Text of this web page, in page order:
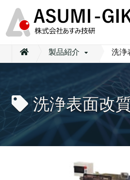
製品紹介 洗浄
洗浄表面改